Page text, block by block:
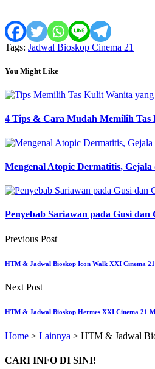
Tags: Jadwal Bioskop Cinema 21
You Might Like
4 Tips & Cara Mudah Memilih Tas
Mengenal Atopic Dermatitis,
Penyebab Sariawan pada Gusi
Previous Post
HTM & Jadwal Bioskop Icon Walk XXI Cinema
Next Post
HTM & Jadwal Bioskop Hermes XXI Cinema 21
Home > Lainnya > HTM & Jadwal
CARI INFO DI SINI!